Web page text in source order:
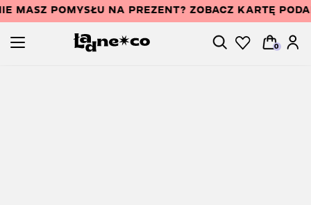
MASZ POMYSŁU NA PREZENT? ZOBACZ KARTĘ
0